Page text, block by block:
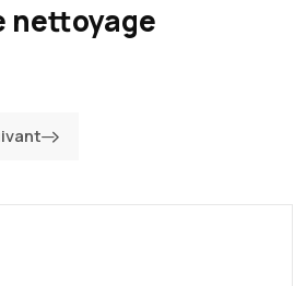
nettoyage